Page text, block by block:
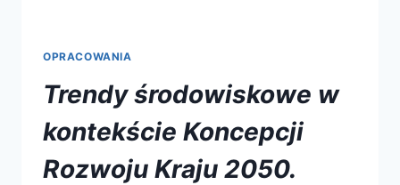
OPRACOWANIA
Trendy środowiskowe w
kontekście Koncepcji
Rozwoju Kraju 2050.